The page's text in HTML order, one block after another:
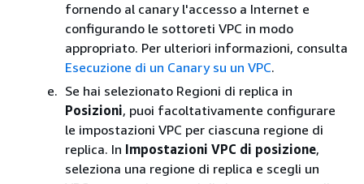
fornendo al canary l'accesso a Internet e
configurando le sottoreti VPC in modo
appropriato. Per ulteriori informazioni, consulta
Esecuzione di un Canary su un VPC.
Se hai selezionato Regioni di replica in
Posizioni, puoi facoltativamente configurare
le impostazioni VPC per ciascuna regione di
replica. In Impostazioni VPC di posizione,
seleziona una regione di replica e scegli un